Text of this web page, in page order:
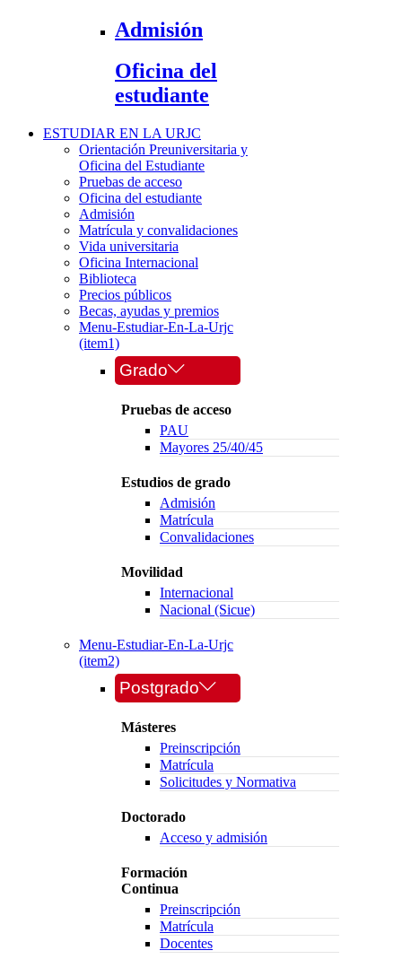
Admisión
Oficina del
estudiante
ESTUDIAR EN LA URJC
Orientación Preuniversitaria y
Oficina del Estudiante
Pruebas de acceso
Oficina del estudiante
Admisión
Matrícula y convalidaciones
Vida universitaria
Oficina Internacional
Biblioteca
Precios públicos
Becas, ayudas y premios
Menu-Estudiar-En-La-Urjc
(item1)
Grado
Pruebas de acceso
PAU
Mayores 25/40/45
Estudios de grado
Admisión
Matrícula
Convalidaciones
Movilidad
Internacional
Nacional (Sicue)
Menu-Estudiar-En-La-Urjc
(item2)
Postgrado
Másteres
Preinscripción
Matrícula
Solicitudes y Normativa
Doctorado
Acceso y admisión
Formación
Continua
Preinscripción
Matrícula
Docentes